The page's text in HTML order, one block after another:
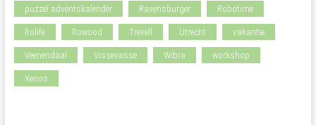
puzzel adventskalender Ravensburger Robotime
Rolife Rowood Trevell Utrecht vakantie
Veenendaal Vissevasse Wibra workshop
Xenos